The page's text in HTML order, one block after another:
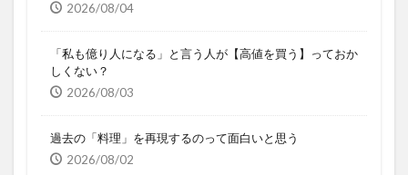
2026/08/04
「私も億り人になる」と言う人が【高値を買う】っておか
しくない？
2026/08/03
過去の「料理」を再現するのって面白いと思う
2026/08/02